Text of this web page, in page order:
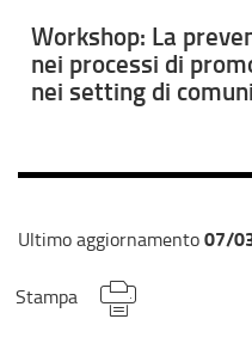
Workshop: La
nei processi di
nei setting di
Ultimo aggiornamento07/
Stampa